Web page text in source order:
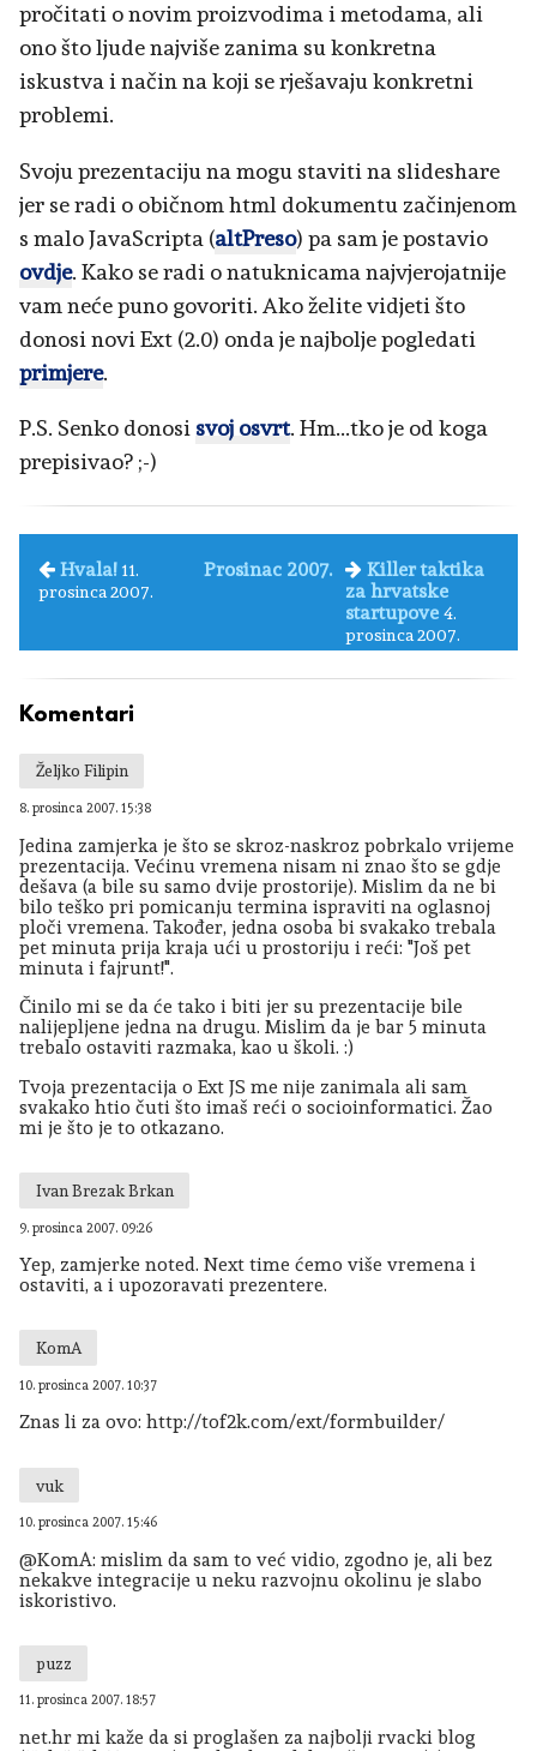
pročitati o novim proizvodima i metodama, ali
ono što ljude najviše zanima su konkretna
iskustva i način na koji se rješavaju konkretni
problemi.
Svoju prezentaciju na mogu staviti na slideshare
jer se radi o običnom html dokumentu začinjenom
s malo JavaScripta (altPreso) pa sam je postavio
ovdje. Kako se radi o natuknicama najvjerojatnije
vam neće puno govoriti. Ako želite vidjeti što
donosi novi Ext (2.0) onda je najbolje pogledati
primjere.
P.S. Senko donosi svoj osvrt. Hm...tko je od koga
prepisivao? ;-)
Hvala! 11.
prosinca 2007.
Prosinac 2007.
Killer taktika
za hrvatske
startupove 4.
prosinca 2007.
Komentari
Željko Filipin
8. prosinca 2007. 15:38
Jedina zamjerka je što se skroz-naskroz pobrkalo vrijeme
prezentacija. Većinu vremena nisam ni znao što se gdje
dešava (a bile su samo dvije prostorije). Mislim da ne bi
bilo teško pri pomicanju termina ispraviti na oglasnoj
ploči vremena. Također, jedna osoba bi svakako trebala
pet minuta prija kraja ući u prostoriju i reći: "Još pet
minuta i fajrunt!".
Činilo mi se da će tako i biti jer su prezentacije bile
nalijepljene jedna na drugu. Mislim da je bar 5 minuta
trebalo ostaviti razmaka, kao u školi. :)
Tvoja prezentacija o Ext JS me nije zanimala ali sam
svakako htio čuti što imaš reći o socioinformatici. Žao
mi je što je to otkazano.
Ivan Brezak Brkan
9. prosinca 2007. 09:26
Yep, zamjerke noted. Next time ćemo više vremena i
ostaviti, a i upozoravati prezentere.
KomA
10. prosinca 2007. 10:37
Znas li za ovo: http://tof2k.com/ext/formbuilder/
vuk
10. prosinca 2007. 15:46
@KomA: mislim da sam to već vidio, zgodno je, ali bez
nekakve integracije u neku razvojnu okolinu je slabo
iskoristivo.
puzz
11. prosinca 2007. 18:57
net.hr mi kaže da si proglašen za najbolji rvacki blog